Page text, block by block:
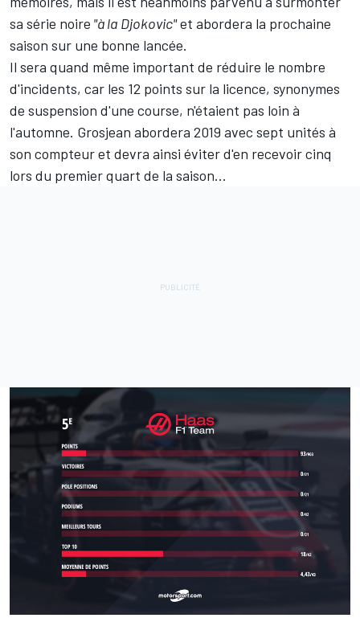
sa série noire "à la Djokovic"et abordera la prochaine
saison sur une bonne lancée.
Il sera quand même important de réduire le nombre
d'incidents, car les 12 points sur la licence, synonymes
de suspension d'une course, n'étaient pas loin à
l'automne. Grosjean abordera 2019 avec sept unités à
son compteur et devra ainsi éviter d'en recevoir cinq
lors du premier quart de la saison...